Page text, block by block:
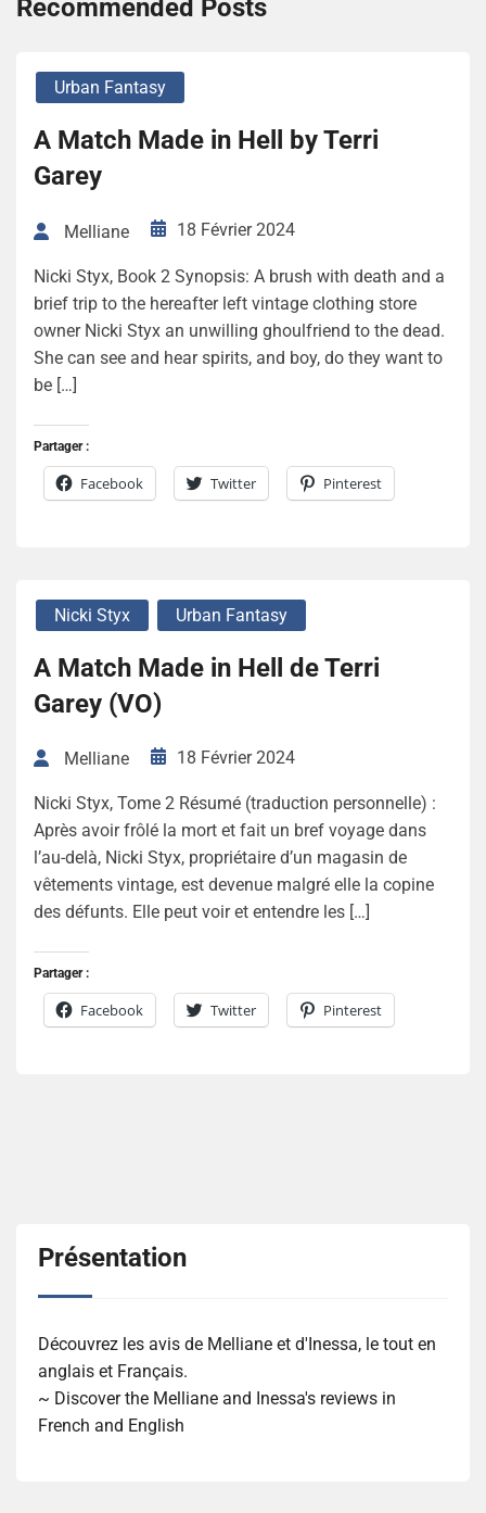
Recommended Posts
Urban Fantasy
A Match Made in Hell by Terri
Garey
Melliane 18 Février 2024
Nicki Styx, Book 2 Synopsis: A brush with death and a
brief trip to the hereafter left vintage clothing store
owner Nicki Styx an unwilling ghoulfriend to the dead.
She can see and hear spirits, and boy, do they want to
be […]
Partager :
Facebook Twitter Pinterest
Nicki Styx Urban Fantasy
A Match Made in Hell de Terri
Garey (VO)
Melliane 18 Février 2024
Nicki Styx, Tome 2 Résumé (traduction personnelle) :
Après avoir frôlé la mort et fait un bref voyage dans
l’au-delà, Nicki Styx, propriétaire d’un magasin de
vêtements vintage, est devenue malgré elle la copine
des défunts. Elle peut voir et entendre les […]
Partager :
Facebook Twitter Pinterest
Présentation
Découvrez les avis de Melliane et d'Inessa, le tout en
anglais et Français.
~ Discover the Melliane and Inessa's reviews in
French and English